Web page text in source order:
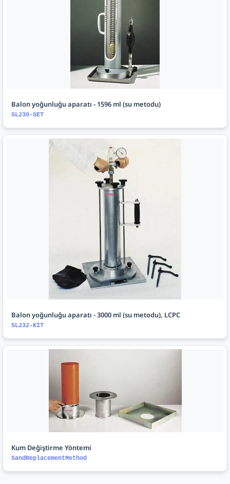
Balon yoğunluğu aparatı - 1596 ml (su metodu)
SL230-SET
Balon yoğunluğu aparatı - 3000 ml (su metodu), LCPC
SL232-KIT
Kum Değiştirme Yöntemi
SandReplacementMethod